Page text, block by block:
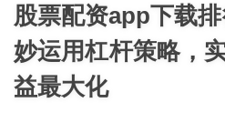
股票配资app下载
妙运用杠杆策略，
益最大化